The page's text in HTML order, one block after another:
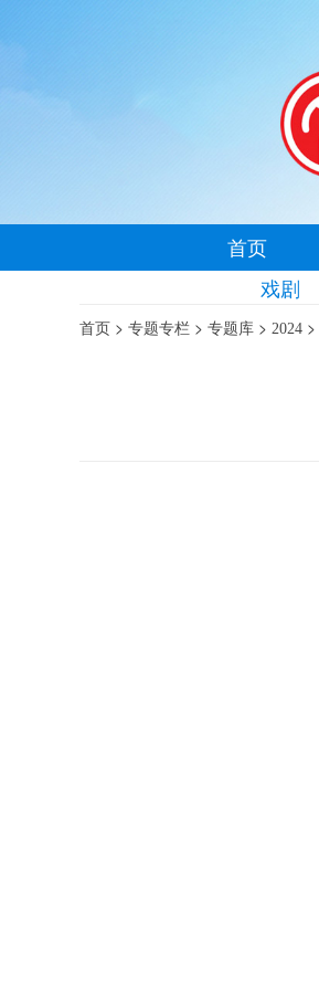
首页
戏剧
首页 > 专题专栏 > 专题库 > 2024 >